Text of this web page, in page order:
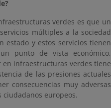
?
verdes es que un
múltiples a la sociedad
estado y estos servicios tienen
punto de vista económico,
infraestructuras verdes tiene
de las presiones actuales
consecuencias muy adversas
ciudadanos europeos.